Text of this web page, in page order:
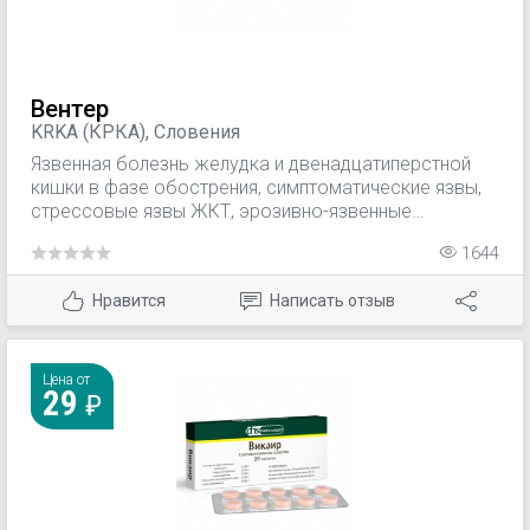
Вентер
KRKA (КРКА), Словения
Язвенная болезнь желудка и двенадцатиперстной
кишки в фазе обострения, симптоматические язвы,
стрессовые язвы ЖКТ, эрозивно-язвенные
гиперацидный гастрит, рефлюкс-эзофагит, рефлюкс-
гастрит, гастродуоденит, изжога, лекарственная
язва. Гиперфосфатемия у пациентов с уремией,
находящихся на гемодиализе.
1644
Нравится Написать отзыв
Цена от
29